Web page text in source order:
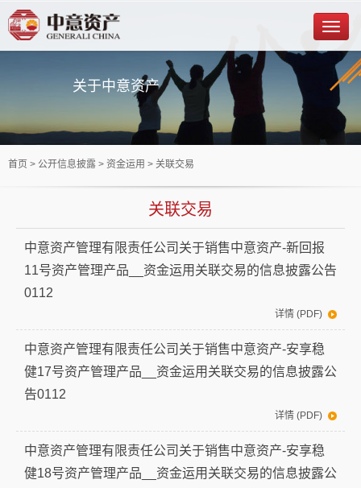
关于中意资产
首页 > 公开信息披露 > 资金运用 > 关联交易
关联交易
中意资产管理有限责任公司关于销售中意资产-新回报
11号资产管理产品__资金运用关联交易的信息披露公告
0112
详情 (PDF)
中意资产管理有限责任公司关于销售中意资产-安享稳
健17号资产管理产品__资金运用关联交易的信息披露公
告0112
详情 (PDF)
中意资产管理有限责任公司关于销售中意资产-安享稳
健18号资产管理产品__资金运用关联交易的信息披露公